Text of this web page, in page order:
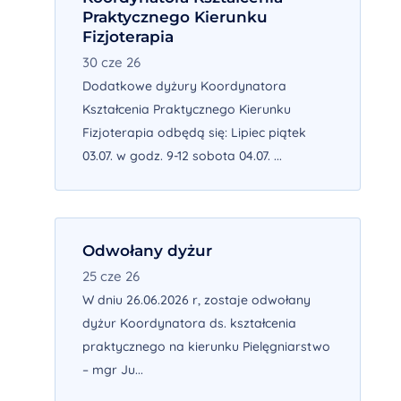
Praktycznego Kierunku
Fizjoterapia
30 cze 26
Dodatkowe dyżury Koordynatora
Kształcenia Praktycznego Kierunku
Fizjoterapia odbędą się: Lipiec piątek
03.07. w godz. 9-12 sobota 04.07. ...
Odwołany dyżur
25 cze 26
W dniu 26.06.2026 r, zostaje odwołany
dyżur Koordynatora ds. kształcenia
praktycznego na kierunku Pielęgniarstwo
– mgr Ju...